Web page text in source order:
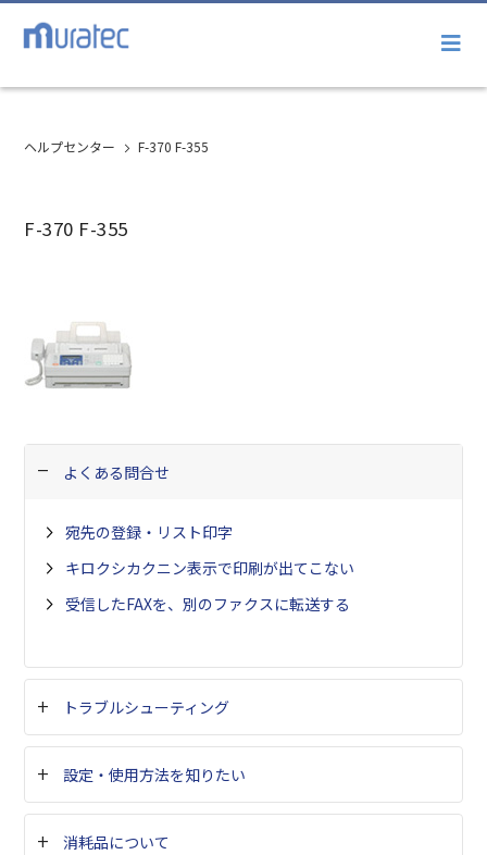
ヘルプセンター F-370 F-355
F-370 F-355
よくある問合せ
宛先の登録・リスト印字
キロクシカクニン表示で印刷が出てこない
受信したFAXを、別のファクスに転送する
トラブルシューティング
設定・使用方法を知りたい
消耗品について